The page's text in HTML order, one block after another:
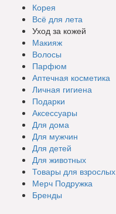
Корея
Всё для лета
Уход за кожей
Макияж
Волосы
Парфюм
Аптечная косметика
Личная гигиена
Подарки
Аксессуары
Для дома
Для мужчин
Для детей
Для животных
Товары для взрослых
Мерч Подружка
Бренды